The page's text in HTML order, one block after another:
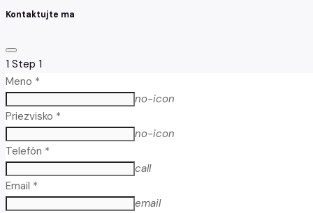
Kontaktujte ma
1 Step 1
Meno *
no-icon
Priezvisko *
no-icon
Telefón *
call
Email *
email